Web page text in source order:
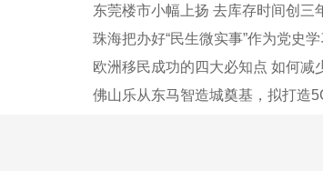
东莞楼市小幅上扬 去库存时间创三
珠海把办好“民生微实事”作为党史
欧洲移民成功的四大必知点 如何减
佛山乐从东马智造城奠基，拟打造